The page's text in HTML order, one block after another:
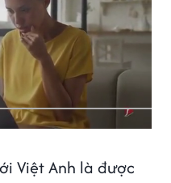
Việt Anh là được